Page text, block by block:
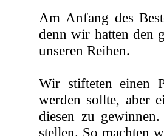
Am Anfang des
denn wir hatten den
unseren Reihen.
Wir stifteten einen
werden sollte, aber
diesen zu
stellen. So machten